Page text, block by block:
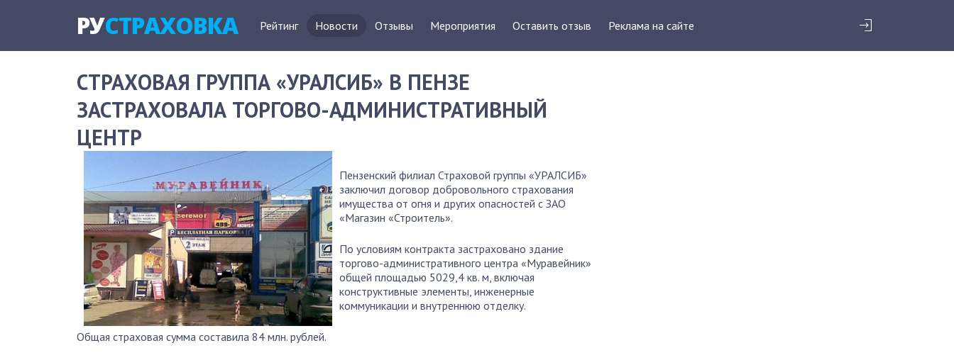
РУСТРАХОВКА Рейтинг Новости Отзывы Мероприятия Оставить отзыв Реклама на сайте
СТРАХОВАЯ ГРУППА «УРАЛСИБ» В ПЕНЗЕ
ЗАСТРАХОВАЛА ТОРГОВО-АДМИНИСТРАТИВНЫЙ
ЦЕНТР
Пензенский филиал Страховой группы «УРАЛСИБ»
заключил договор добровольного страхования
имущества от огня и других опасностей с ЗАО
«Магазин «Строитель».
По условиям контракта застраховано здание
торгово-административного центра «Муравейник»
общей площадью 5029,4 кв. м, включая
конструктивные элементы, инженерные
коммуникации и внутреннюю отделку.
Общая страховая сумма составила 84 млн. рублей.